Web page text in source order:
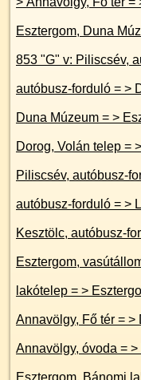
853 "G" v: Piliscsév,
autóbusz-forduló = > Dorog, Volán telep = > Esztergom,
Dorog, Volán telep = > Kesztölc, autóbusz-forduló = >
Piliscsév, autóbusz-
autóbusz-forduló = > Leányvár, autóbusz-forduló = >
Kesztölc, autóbusz-forduló = > Dorog,
Esztergom,
lakótelep = > Esztergom, Dobozi Mihály utca = >
Esztergom, Bánomi lakótelep = >